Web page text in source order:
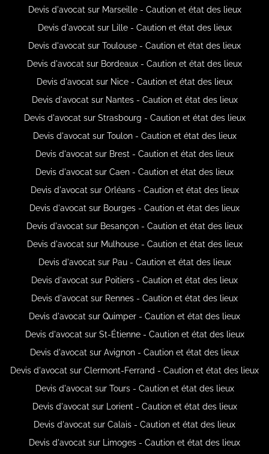
Devis d'avocat sur Marseille - Caution et état des lieux
Devis d'avocat sur Lille - Caution et état des lieux
Devis d'avocat sur Toulouse - Caution et état des lieux
Devis d'avocat sur Bordeaux - Caution et état des lieux
Devis d'avocat sur Nice - Caution et état des lieux
Devis d'avocat sur Nantes - Caution et état des lieux
Devis d'avocat sur Strasbourg - Caution et état des lieux
Devis d'avocat sur Toulon - Caution et état des lieux
Devis d'avocat sur Brest - Caution et état des lieux
Devis d'avocat sur Caen - Caution et état des lieux
Devis d'avocat sur Orléans - Caution et état des lieux
Devis d'avocat sur Bourges - Caution et état des lieux
Devis d'avocat sur Besançon - Caution et état des lieux
Devis d'avocat sur Mulhouse - Caution et état des lieux
Devis d'avocat sur Pau - Caution et état des lieux
Devis d'avocat sur Poitiers - Caution et état des lieux
Devis d'avocat sur Rennes - Caution et état des lieux
Devis d'avocat sur Quimper - Caution et état des lieux
Devis d'avocat sur St-Étienne - Caution et état des lieux
Devis d'avocat sur Avignon - Caution et état des lieux
Devis d'avocat sur Clermont-Ferrand - Caution et état des lieux
Devis d'avocat sur Tours - Caution et état des lieux
Devis d'avocat sur Lorient - Caution et état des lieux
Devis d'avocat sur Calais - Caution et état des lieux
Devis d'avocat sur Limoges - Caution et état des lieux